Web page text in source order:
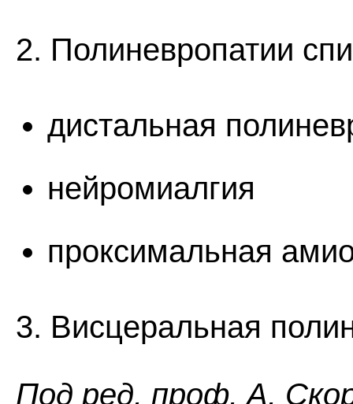
2. Полиневропатии
дистальная
нейромиалгия
проксимальная
3. Висцеральная
Пoд peд. проф. А.